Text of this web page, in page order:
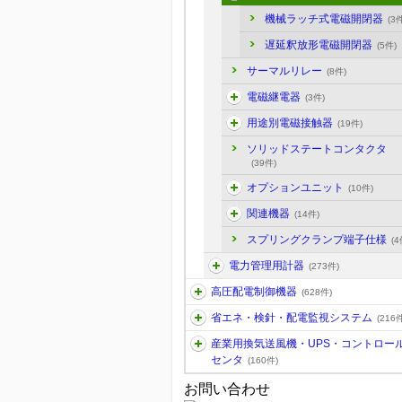
機械ラッチ式電磁開閉器 (3
遅延釈放形電磁開閉器 (5件)
サーマルリレー (8件)
電磁継電器 (3件)
用途別電磁接触器 (19件)
ソリッドステートコンタクタ
(39件)
オプションユニット (10件)
関連機器 (14件)
スプリングクランプ端子仕様 (4
電力管理用計器 (273件)
高圧配電制御機器 (628件)
省エネ・検針・配電監視システム (216
産業用換気送風機・UPS・コントロー
センタ
(160件)
お問い合わせ